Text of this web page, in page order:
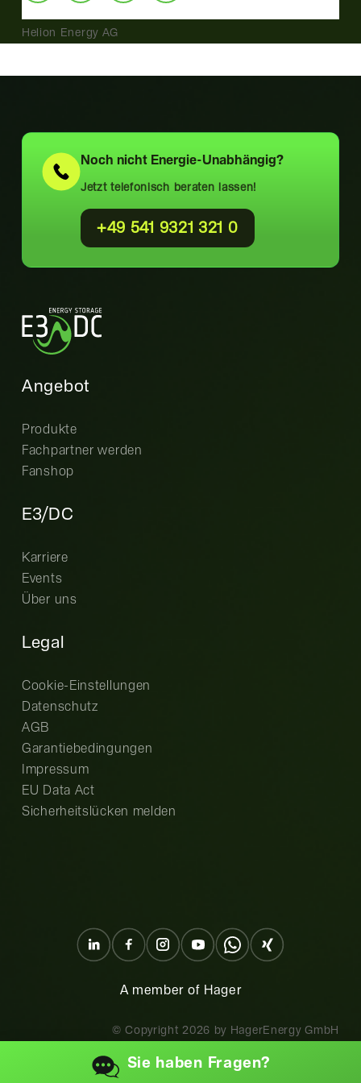
Helion Energy AG
Noch nicht Energie-Unabhängig?
Jetzt telefonisch beraten lassen!
+49 541 9321 321 0
Angebot
Produkte
Fachpartner werden
Fanshop
E3/DC
Karriere
Events
Über uns
Legal
Cookie-Einstellungen
Datenschutz
AGB
Garantiebedingungen
Impressum
EU Data Act
Sicherheitslücken melden
A member of Hager
© Copyright 2026 by HagerEnergy GmbH
Sie haben Fragen?